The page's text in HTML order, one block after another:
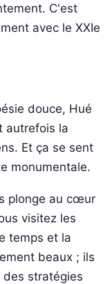
C'est
avec le XXIe
douce, Hué
autrefois la
Et ça se sent
monumentale.
plonge au cœur
visitez les
temps et la
beaux ; ils
stratégies